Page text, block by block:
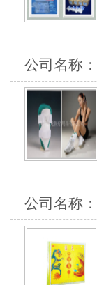
公司名称：
公司名称：